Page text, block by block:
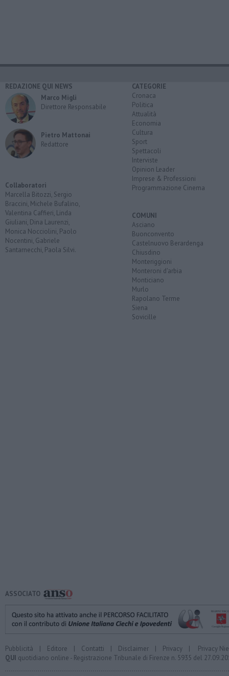
REDAZIONE QUI NEWS
Marco Migli
Direttore Responsabile
Pietro Mattonai
Redattore
Collaboratori
Marcella Bitozzi, Sergio
Braccini, Michele Bufalino,
Valentina Caffieri, Linda
Giuliani, Dina Laurenzi,
Monica Nocciolini, Paolo
Nocentini, Gabriele
Santarnecchi, Paola Silvi.
CATEGORIE
Cronaca
Politica
Attualità
Economia
Cultura
Sport
Spettacoli
Interviste
Opinion Leader
Imprese & Professioni
Programmazione Cinema
COMUNI
Asciano
Buonconvento
Castelnuovo Berardenga
Chiusdino
Monteriggioni
Monteroni d'arbia
Monticiano
Murlo
Rapolano Terme
Siena
Sovicille
ASSOCIATO
Pubblicità | Editore | Contatti | Disclaimer | Privacy | Privacy
QUI quotidiano online - Registrazione Tribunale di Firenze n. 5935 del